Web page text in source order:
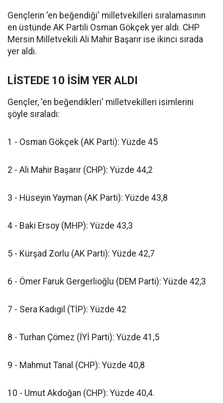
Gençlerin 'en beğendiği' milletvekilleri sıralamasının
en üstünde AK Partili Osman Gökçek yer aldı. CHP
Mersin Milletvekili Ali Mahir Başarır ise ikinci sırada
yer aldı.
LİSTEDE 10 İSİM YER ALDI
Gençler, 'en beğendikleri' milletvekilleri isimlerini
şöyle sıraladı:
1 - Osman Gökçek (AK Parti): Yüzde 45
2 - Ali Mahir Başarır (CHP): Yüzde 44,2
3 - Hüseyin Yayman (AK Parti): Yüzde 43,8
4 - Baki Ersoy (MHP): Yüzde 43,3
5 - Kürşad Zorlu (AK Parti): Yüzde 42,7
6 - Ömer Faruk Gergerlioğlu (DEM Parti): Yüzde 42,3
7 - Sera Kadıgil (TİP): Yüzde 42
8 - Turhan Çömez (İYİ Parti): Yüzde 41,5
9 - Mahmut Tanal (CHP): Yüzde 40,8
10 - Umut Akdoğan (CHP): Yüzde 40,4.